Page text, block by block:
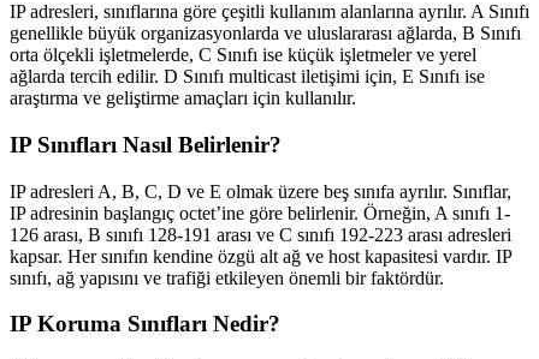
IP adresleri, sınıflarına göre çeşitli kullanım alanlarına ayrılır. A Sınıfı
genellikle büyük organizasyonlarda ve uluslararası ağlarda, B Sınıfı
orta ölçekli işletmelerde, C Sınıfı ise küçük işletmeler ve yerel
ağlarda tercih edilir. D Sınıfı multicast iletişimi için, E Sınıfı ise
araştırma ve geliştirme amaçları için kullanılır.
IP Sınıfları Nasıl Belirlenir?
IP adresleri A, B, C, D ve E olmak üzere beş sınıfa ayrılır. Sınıflar,
IP adresinin başlangıç octet’ine göre belirlenir. Örneğin, A sınıfı 1-
126 arası, B sınıfı 128-191 arası ve C sınıfı 192-223 arası adresleri
kapsar. Her sınıfın kendine özgü alt ağ ve host kapasitesi vardır. IP
sınıfı, ağ yapısını ve trafiği etkileyen önemli bir faktördür.
IP Koruma Sınıfları Nedir?